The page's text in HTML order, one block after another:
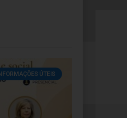
ÚTEIS